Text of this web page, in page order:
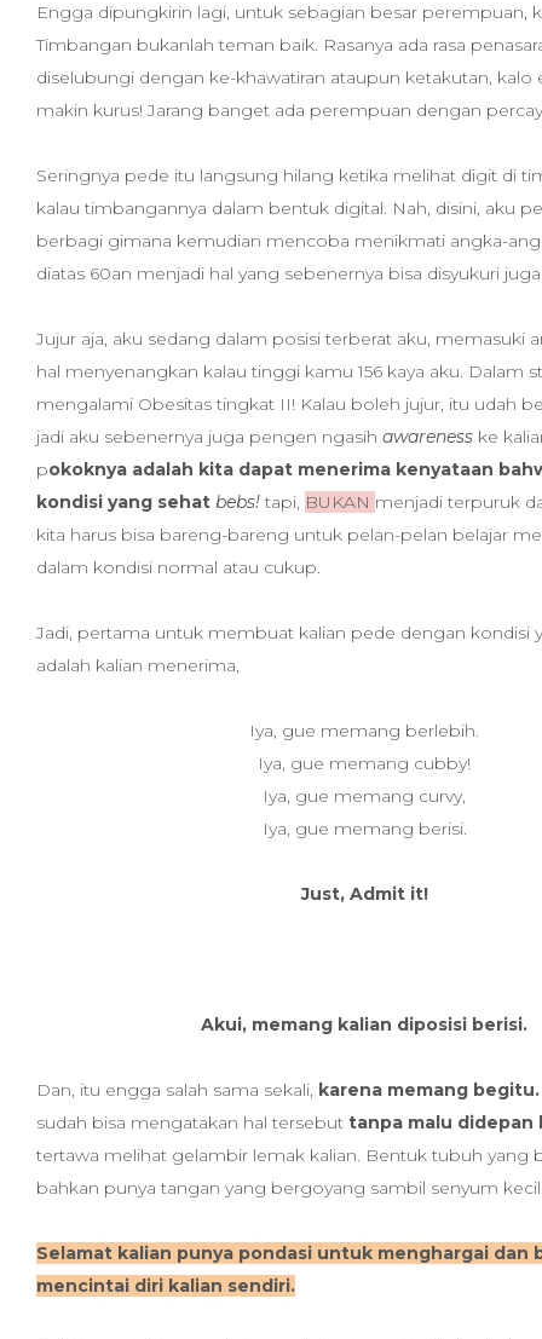
Engga dipungkirin lagi, untuk sebagian besar perempuan,
Timbangan bukanlah teman baik. Rasanya ada rasa
diselubungi dengan ke-khawatiran ataupun ketakutan, kalo
makin kurus! Jarang banget ada perempuan dengan
Seringnya pede itu langsung hilang ketika melihat digit di
kalau timbangannya dalam bentuk digital. Nah, disini, aku
berbagi gimana kemudian mencoba menikmati angka-
diatas 60an menjadi hal yang sebenernya bisa disyukuri
Jujur aja, aku sedang dalam posisi terberat aku, memasuki
hal menyenangkan kalau tinggi kamu 156 kaya aku. Dalam
mengalami Obesitas tingkat II! Kalau boleh jujur, itu udah
jadi aku sebenernya juga pengen ngasih awareness ke
pokoknya adalah kita dapat menerima kenyataan
kondisi yang sehat bebs! tapi, BUKAN menjadi terpuruk
kita harus bisa bareng-bareng untuk pelan-pelan belajar
dalam kondisi normal atau cukup.
Jadi, pertama untuk membuat kalian pede dengan kondisi
adalah kalian menerima,
Iya, gue memang berlebih.
Iya, gue memang cubby!
Iya, gue memang curvy,
Iya, gue memang berisi.
Just, Admit it!
Akui, memang kalian diposisi berisi.
Dan, itu engga salah sama sekali, karena memang begitu.
sudah bisa mengatakan hal tersebut tanpa malu didepan
tertawa melihat gelambir lemak kalian. Bentuk tubuh yang
bahkan punya tangan yang bergoyang sambil senyum
Selamat kalian punya pondasi untuk menghargai dan
mencintai diri kalian sendiri.